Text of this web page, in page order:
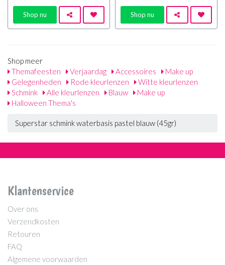
Shop nu Shop nu
Shop meer
Themafeesten
Verjaardag Accessoires
Make up
Gelegenheden
Rode kleurlenzen
Witte kleurlenzen
Schmink
Alle kleurlenzen Blauw
Make up
Halloween Thema's
Superstar schmink waterbasis pastel blauw (45gr)
Klantenservice
Over ons
Verzendkosten
Retouren
FAQ
Algemene voorwaarden